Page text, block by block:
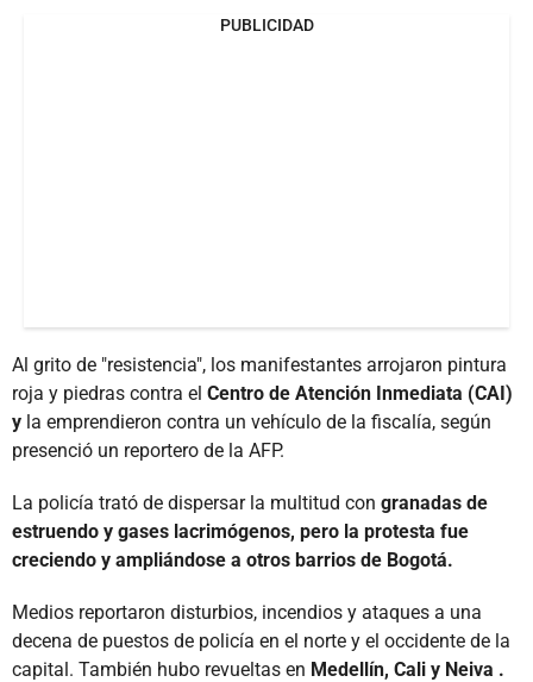
PUBLICIDAD
Al grito de "resistencia", los manifestantes arrojaron pintura
roja y piedras contra el Centro de Atención Inmediata (CAI)
y la emprendieron contra un vehículo de la fiscalía, según
presenció un reportero de la AFP.
La policía trató de dispersar la multitud con granadas de
estruendo y gases lacrimógenos, pero la protesta fue
creciendo y ampliándose a otros barrios de Bogotá.
Medios reportaron disturbios, incendios y ataques a una
decena de puestos de policía en el norte y el occidente de la
capital. También hubo revueltas en Medellín, Cali y Neiva .